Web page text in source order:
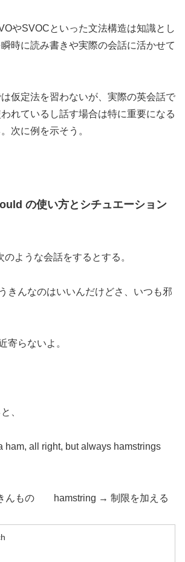
やSVOCといった文法構造は知識とし
時に読み書きや実際の会話に活かせて
仮定法を習わないが、実際の英会話で
れているし話す場合は特に重要になる
次に例を示そう。
の使い方とシチュエーション
ような会話をするとする。
んなのはいいんだけどさ、いつも邪
らないよ。
、
all right, but always hamstrings
んもの hamstring → 制限を加える